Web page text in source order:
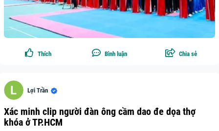
Thích Bình luận Chia sẻ
Lợi Trần
Xác minh clip người đàn ông cầm dao đe dọa thợ
khóa ở TP.HCM